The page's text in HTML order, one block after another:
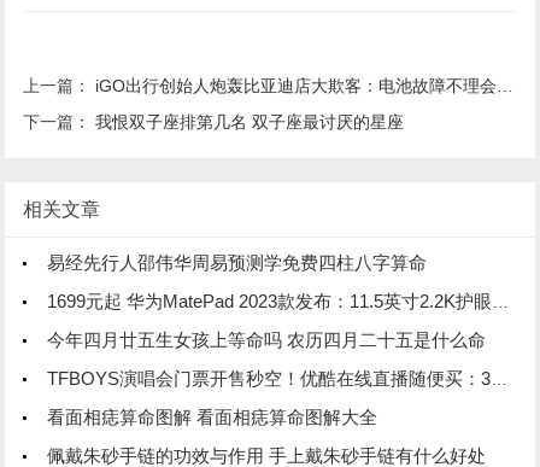
上一篇： iGO出行创始人炮轰比亚迪店大欺客：电池故障不理会 损失超6亿
下一篇：我恨双子座排第几名 双子座最讨厌的星座
相关文章
易经先行人邵伟华周易预测学免费四柱八字算命
1699元起 华为MatePad 2023款发布：11.5英寸2.2K护眼柔光屏
今年四月廿五生女孩上等命吗 农历四月二十五是什么命
TFBOYS演唱会门票开售秒空！优酷在线直播随便买：39元起 不用抢
看面相痣算命图解 看面相痣算命图解大全
佩戴朱砂手链的功效与作用 手上戴朱砂手链有什么好处